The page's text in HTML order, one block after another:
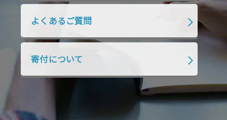
2018年7月 2018年6月
2018年4月 2018年3月 2018年2月
2018年1月 2017年12月
2017年10月 2017年9月 2017年8月
2017年5月
2017年4月
よくあるご質問
寄付について